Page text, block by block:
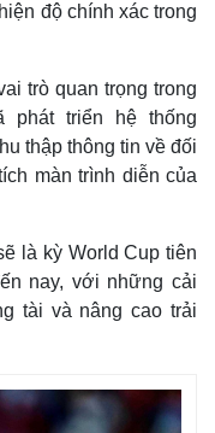
độ chính xác trong
trò quan trọng trong
phát triển hệ thống
thập thông tin về đối
màn trình diễn của
là kỳ World Cup tiên
nay, với những cải
tài và nâng cao trải